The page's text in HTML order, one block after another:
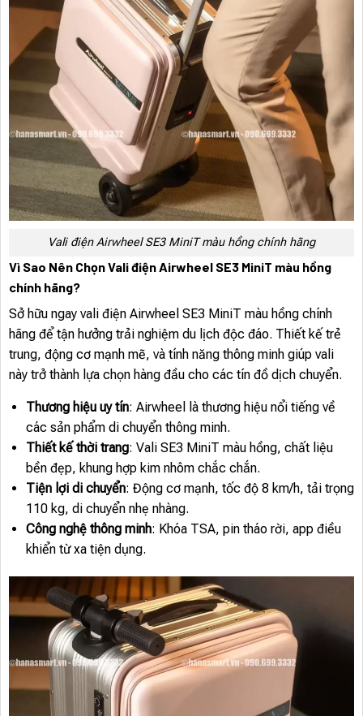
Vali điện Airwheel SE3 MiniT màu hồng chính hãng
Vì Sao Nên Chọn Vali điện Airwheel SE3 MiniT màu hồng
chính hãng?
Sở hữu ngay vali điện Airwheel SE3 MiniT màu hồng chính
hãng để tận hưởng trải nghiệm du lịch độc đáo. Thiết kế trẻ
trung, động cơ mạnh mẽ, và tính năng thông minh giúp vali
này trở thành lựa chọn hàng đầu cho các tín đồ dịch chuyển.
Thương hiệu uy tín: Airwheel là thương hiệu nổi tiếng về
các sản phẩm di chuyển thông minh.
Thiết kế thời trang: Vali SE3 MiniT màu hồng, chất liệu
bền đẹp, khung hợp kim nhôm chắc chắn.
Tiện lợi di chuyển: Động cơ mạnh, tốc độ 8 km/h, tải trọng
110 kg, di chuyển nhẹ nhàng.
Công nghệ thông minh: Khóa TSA, pin tháo rời, app điều
khiển từ xa tiện dụng.